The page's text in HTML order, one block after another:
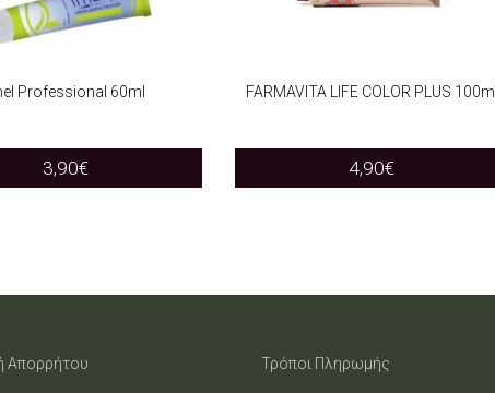
Professional 60ml
3,90€
FARMAVITA LIFE COLOR PLUS 100ml
4,90€
Απορρήτου Τρόποι Πληρωμής